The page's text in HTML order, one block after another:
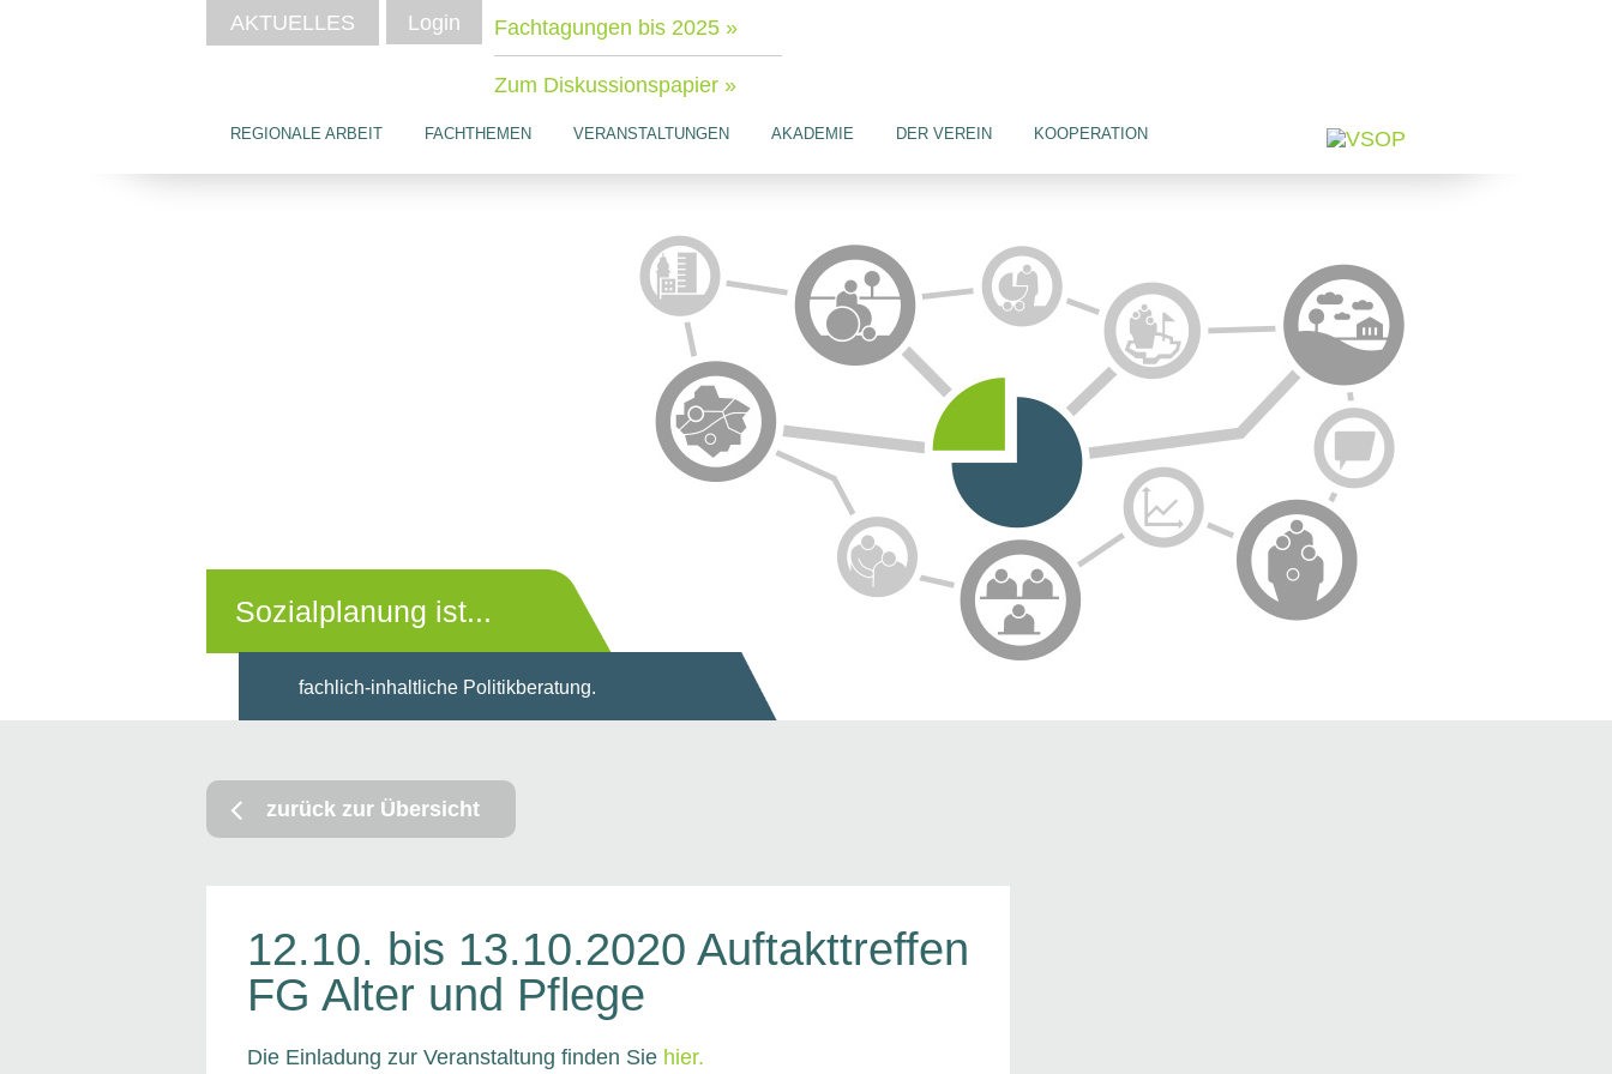
AKTUELLES Login Fachtagungen bis 2025 »
Zum Diskussionspapier »
REGIONALE ARBEIT FACHTHEMEN VERANSTALTUNGEN AKADEMIE DER VEREIN KOOPERATION
Sozialplanung ist...
fachlich-inhaltliche Politikberatung.
zurück zur Übersicht
12.10. bis 13.10.2020 Auftakttreffen
FG Alter und Pflege
Die Einladung zur Veranstaltung finden Sie hier.